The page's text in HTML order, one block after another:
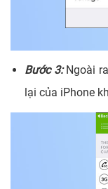
Bước 3:Ngoài
lại của iPhone